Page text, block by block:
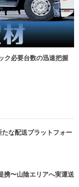
ク必要台数の迅速把握
な配送プラットフォー
〜山陰エリアへ実運送